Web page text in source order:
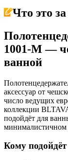
Что это за
1001-M —
ванной
аксессуар от
число ведущих
коллекции
подойдёт для
минималистичном
Кому подойдёт